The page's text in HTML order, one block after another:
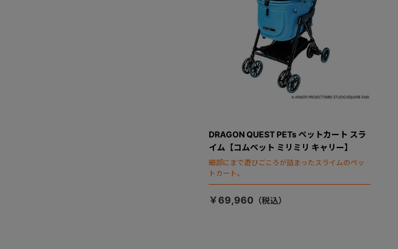
DRAGON QUEST PETs ペットカート スラ
イム【コムペット ミリミリ キャリー】
細部にまで遊びごころが詰まったスライムのペッ
トカート。
￥69,960